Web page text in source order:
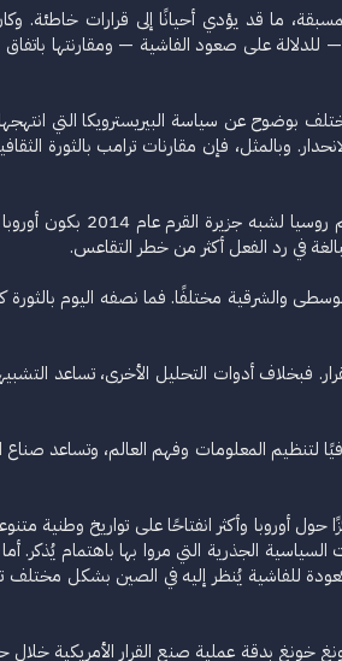
ما قد يؤدي أحيانًا إلى قرارات خاطئة.
بوضوح عن سياسة البيريسترويكا التي
وبالمثل، فإن مقارنات ترامب بالثورة
كما يمكن أن تكون شعبية استخدام التشبيهات
في رد الفعل أكثر من خطر التقاعس.
فبخلاف أدوات التحليل الأخرى، تساعد
لتنظيم المعلومات وفهم العالم، وتساعد
حول أوروبا وأكثر انفتاحًا على تواريخ وطنية
الجذرية التي مروا بها باهتمام يُذكر.
للفاشية يُنظر إليه في الصين بشكل مختلف
خونغ بدقة عملية صنع القرار الأمريكية